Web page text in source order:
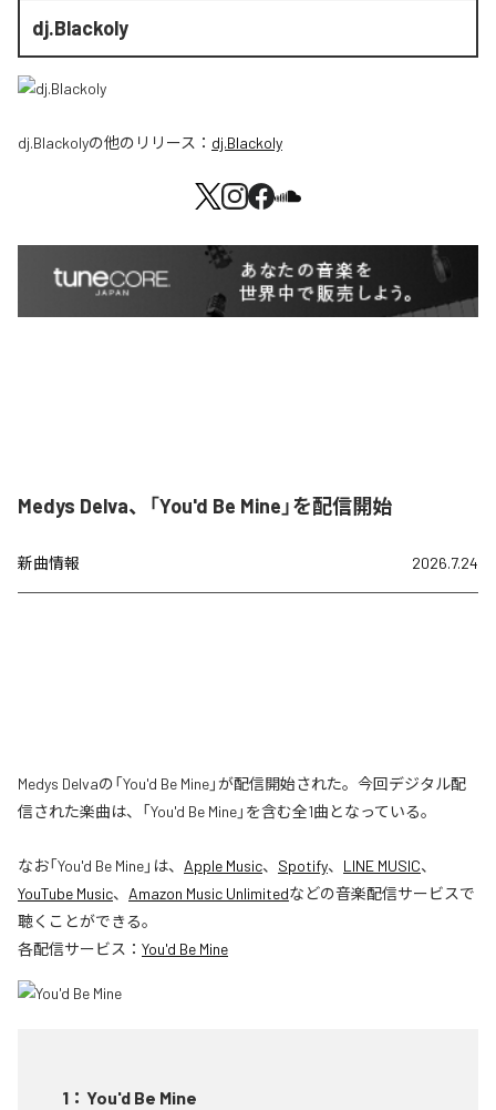
dj.Blackoly
dj.Blackolyの他のリリース： dj.Blackoly
Medys Delva、「You'd Be Mine」を配信開始
新曲情報 2026.7.24
Medys Delvaの「You'd Be Mine」が配信開始された。今回デジタル配
信された楽曲は、「You'd Be Mine」を含む全1曲となっている。
なお「You'd Be Mine」は、 Apple Music、 Spotify、 LINE MUSIC、
YouTube Music、 Amazon Music Unlimitedなどの音楽配信サービスで
聴くことができる。
各配信サービス： You'd Be Mine
1 ： You'd Be Mine